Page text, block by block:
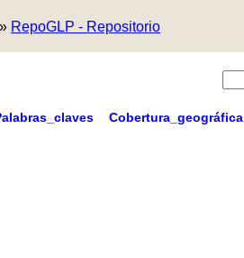
» RepoGLP - Repositorio
Cobertura_geográfica